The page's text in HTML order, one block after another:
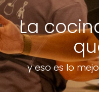
La
y eso es lo